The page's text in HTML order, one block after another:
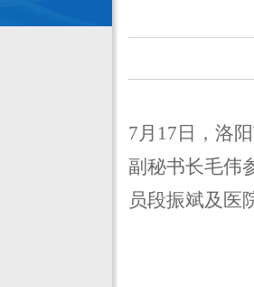
7月17日，洛
副秘书长毛伟
员段振斌及医